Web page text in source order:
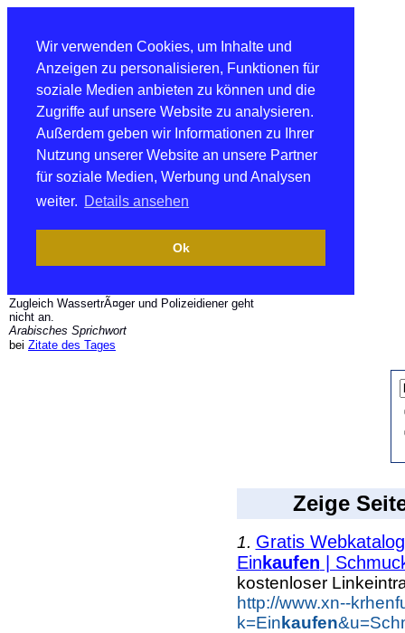
Wir verwenden Cookies, um Inhalte und
Anzeigen zu personalisieren, Funktionen für
soziale Medien anbieten zu können und die
Zugriffe auf unsere Website zu analysieren.
Außerdem geben wir Informationen zu Ihrer
Nutzung unserer Website an unsere Partner
für soziale Medien, Werbung und Analysen
weiter. Details ansehen
Ok
Zugleich WassertrÃ¤ger und Polizeidiener geht
nicht an.
Arabisches Sprichwort
bei Zitate des Tages
Zeige
1. Gratis
Ein kaufen |
kostenloser
http://www.xn--
k=Ein kaufen